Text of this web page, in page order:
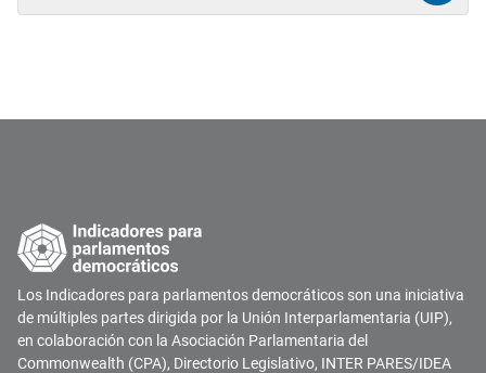
Los Indicadores para parlamentos democráticos son una iniciativa
de múltiples partes dirigida por la Unión Interparlamentaria (UIP),
en colaboración con la Asociación Parlamentaria del
Commonwealth (CPA), Directorio Legislativo, INTER PARES/IDEA